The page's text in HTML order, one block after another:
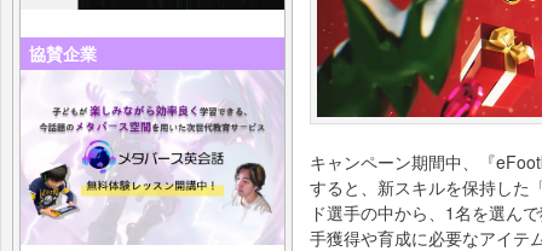
協賛企業
キャンペーン期間中、『
すると、新スキルを保持した
ド選手の中から、1名を選ん
手獲得や育成に必要なアイテ